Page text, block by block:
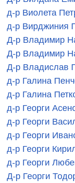
д-р Виолета
д-р Вирджиния
Д-р Владимир
Д-р Владимир
Д-р Владислав
д-р Галина
д-р Галина
д-р Георги
д-р Георги
д-р Георги
д-р Георги
д-р Георги
Д-р Георги